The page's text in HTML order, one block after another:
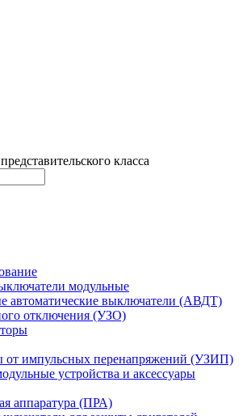
класса
модульные
автоматические выключатели (АВДТ)
отключения (УЗО)
от импульсных перенапряжений (УЗИП)
устройства и аксессуары
аппаратура (ПРА)